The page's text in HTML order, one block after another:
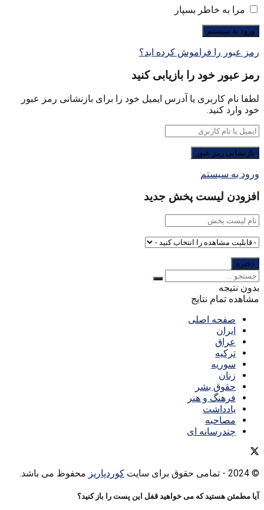
مرا به خاطر بسپار
رمز عبور را فراموش کرده اید؟
رمز عبور خود را بازیابی کنید
لطفا نام کاربری یا آدرس ایمیل خود را برای بازنشانی رمز عبور
خود وارد کنید.
ورود به سیستم
افزودن لیست پخش جدید
بدون نتیجه
مشاهده تمام نتایج
صفحه اصلی
ایران
عراق
ترکیه
سوریه
زنان
حقوق بشر
فرهنگ و هنر
یادداشت
مصاحبه
چندرسانه ای
© 2024 - تمامی حقوق برای سایت کوردپاریز محفوظ می باشد.
آیا مطمئن هستید که می خواهید قفل این پست را باز کنید؟